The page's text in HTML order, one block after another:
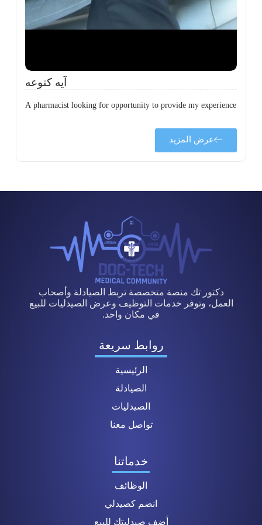
آيه كتوعه
A pharmacist looking for opportunity to provide my experience
عرض المزيد
دكتور تك منصة متخصصة تربط الصيادلة وأصحاب
العمل، وتوفر خدمات التوظيف وعرض الصيدليات للبيع
في مكان واحد.
روابط سريعة
الرئيسية
الصيادلة
الصيدليات
تواصل معنا
خدماتنا
الوظائف
انضم كصيدلي
أضف صيدليتك للبيع